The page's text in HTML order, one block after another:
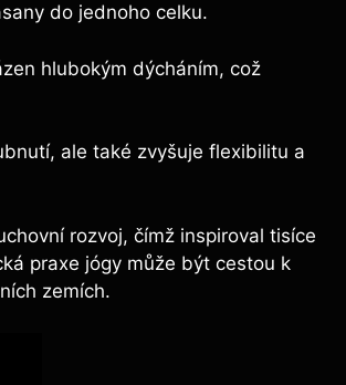
do jednoho celku.
hlubokým dýcháním, což
ale také zvyšuje flexibilitu a
rozvoj, čímž inspiroval tisíce
praxe jógy může být cestou k
zemích.